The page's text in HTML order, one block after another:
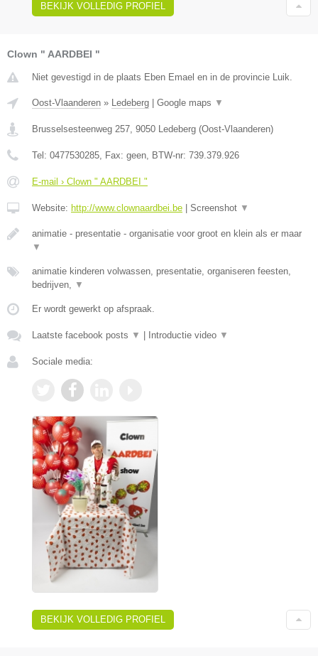
BEKIJK VOLLEDIG PROFIEL
Clown " AARDBEI "
Niet gevestigd in de plaats Eben Emael en in de provincie Luik.
Oost-Vlaanderen » Ledeberg Google maps ▼
Brusselsesteenweg 257, 9050 Ledeberg (Oost-Vlaanderen)
Tel: 0477530285, Fax: geen, BTW-nr: 739.379.926
E-mail › Clown " AARDBEI "
Website: http://www.clownaardbei.be Screenshot ▼
animatie - presentatie - organisatie voor groot en klein als er maar
▼
animatie kinderen volwassen, presentatie, organiseren feesten,
bedrijven, ▼
Er wordt gewerkt op afspraak.
Laatste facebook posts ▼ Introductie video ▼
Sociale media:
BEKIJK VOLLEDIG PROFIEL